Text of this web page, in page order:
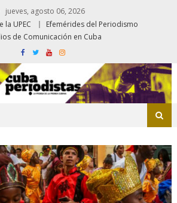
jueves, agosto 06, 2026
la UPEC
Efemérides del Periodismo
de Comunicación en Cuba